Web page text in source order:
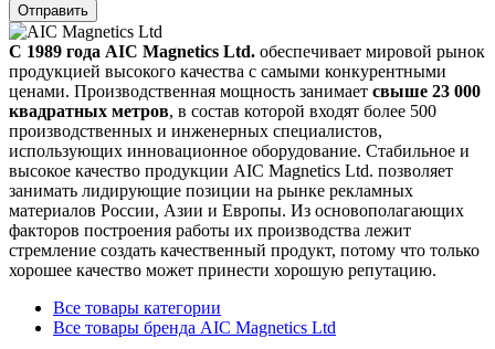
Отправить
С 1989 года AIC Magnetics Ltd. обеспечивает мировой рынок
продукцией высокого качества с самыми конкурентными
ценами. Производственная мощность занимает свыше 23 000
квадратных метров, в состав которой входят более 500
производственных и инженерных специалистов,
использующих инновационное оборудование. Стабильное и
высокое качество продукции AIC Magnetics Ltd. позволяет
занимать лидирующие позиции на рынке рекламных
материалов России, Азии и Европы. Из основополагающих
факторов построения работы их производства лежит
стремление создать качественный продукт, потому что только
хорошее качество может принести хорошую репутацию.
Все товары категории
Все товары бренда AIC Magnetics Ltd